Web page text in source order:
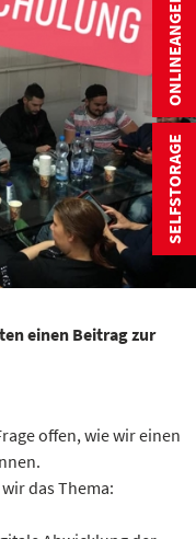
einen Beitrag zur
offen, wie wir einen
das Thema:
ONLINEANGEBOT
SELFSTORAGE